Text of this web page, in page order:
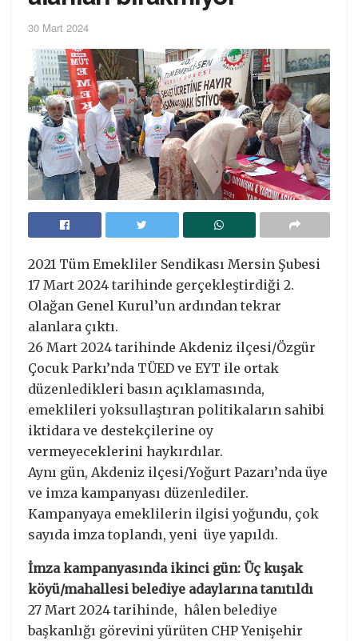
30 Mart 2024
2021 Tüm Emekliler Sendikası Mersin Şubesi
17 Mart 2024 tarihinde gerçekleştirdiği 2.
Olağan Genel Kurul’un ardından tekrar
alanlara çıktı.
26 Mart 2024 tarihinde Akdeniz ilçesi/Özgür
Çocuk Parkı’nda TÜED ve EYT ile ortak
düzenledikleri basın açıklamasında,
emeklileri yoksullaştıran politikaların sahibi
iktidara ve destekçilerine oy
vermeyeceklerini haykırdılar.
Aynı gün, Akdeniz ilçesi/Yoğurt Pazarı’nda üye
ve imza kampanyası düzenlediler.
Kampanyaya emeklilerin ilgisi yoğundu, çok
sayıda imza toplandı, yeni üye yapıldı.
İmza kampanyasında ikinci gün: Üç kuşak
köyü/mahallesi belediye adaylarına tanıtıldı
27 Mart 2024 tarihinde, hâlen belediye
başkanlığı görevini yürüten CHP Yenişehir